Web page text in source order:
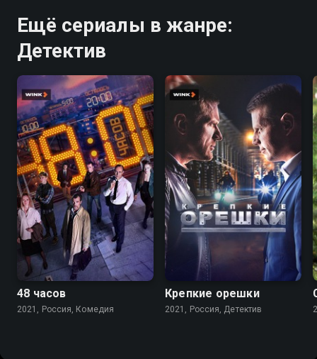
Ещё сериалы в жанре:
Детектив
7.1 6.9
48 часов
2021, Россия, Комедия
5.5
Крепкие орешки
2021, Россия, Детектив